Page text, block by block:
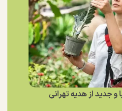
و جدید از هدیه تهرانی